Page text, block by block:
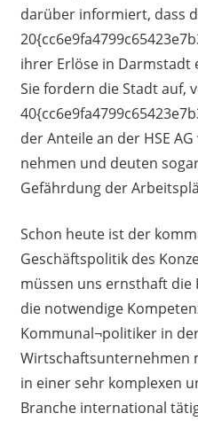
darüber informiert, dass
ihrer Erlöse in Darmstadt
Sie fordern die Stadt auf,
der Anteile an der HSE
nehmen und deuten
Gefährdung der
Schon heute ist der
Geschäftspolitik des
müssen uns ernsthaft die
die notwendige
Kommunal¬politiker in
Wirtschaftsunternehmen
in einer sehr komplexen
Branche international